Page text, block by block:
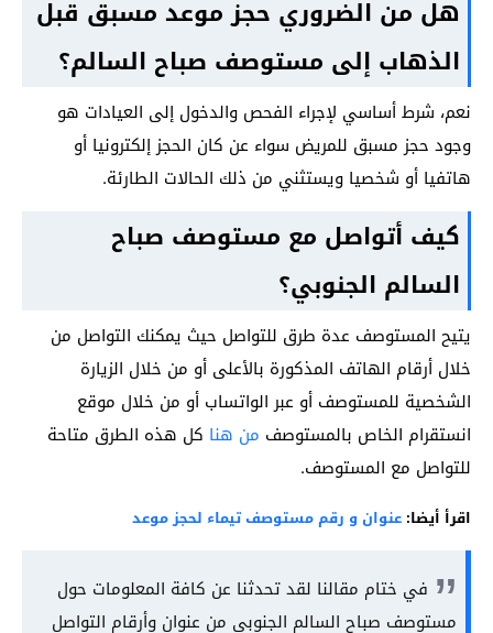
هل من الضروري حجز موعد مسبق قبل
الذهاب إلى مستوصف صباح السالم؟
نعم، شرط أساسي لإجراء الفحص والدخول إلى العيادات هو
وجود حجز مسبق للمريض سواء عن كان الحجز إلكترونيا أو
هاتفيا أو شخصيا ويستثني من ذلك الحالات الطارئة.
كيف أتواصل مع مستوصف صباح
السالم الجنوبي؟
يتيح المستوصف عدة طرق للتواصل حيث يمكنك التواصل من
خلال أرقام الهاتف المذكورة بالأعلى أو من خلال الزيارة
الشخصية للمستوصف أو عبر الواتساب أو من خلال موقع
انستقرام الخاص بالمستوصف من هنا كل هذه الطرق متاحة
للتواصل مع المستوصف.
اقرأ أيضا: عنوان و رقم مستوصف تيماء لحجز موعد
في ختام مقالنا لقد تحدثنا عن كافة المعلومات حول
مستوصف صباح السالم الجنوبي من عنوان وأرقام التواصل